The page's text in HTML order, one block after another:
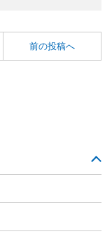
前の投稿へ